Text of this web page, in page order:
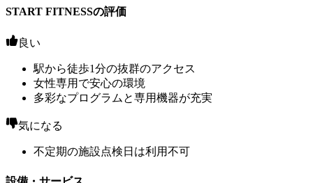
START FITNESSの評価
良い
駅から徒歩1分の抜群のアクセス
女性専用で安心の環境
多彩なプログラムと専用機器が充実
気になる
不定期の施設点検日は利用不可